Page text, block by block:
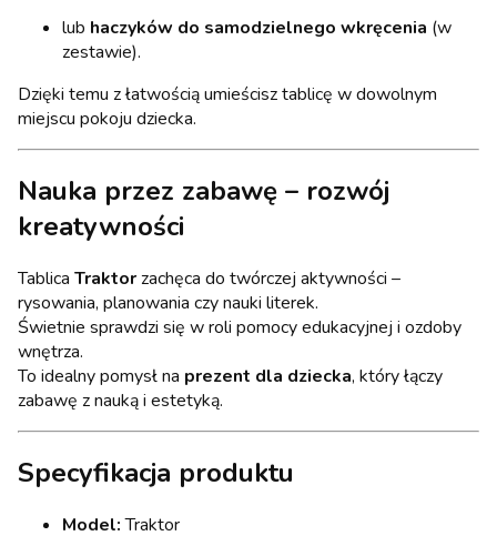
lub haczyków do samodzielnego wkręcenia (w
zestawie).
Dzięki temu z łatwością umieścisz tablicę w dowolnym
miejscu pokoju dziecka.
Nauka przez zabawę – rozwój
kreatywności
Tablica Traktorzachęca do twórczej aktywności –
rysowania, planowania czy nauki literek.
Świetnie sprawdzi się w roli pomocy edukacyjnej i ozdoby
wnętrza.
To idealny pomysł na prezent dla dziecka, który łączy
zabawę z nauką i estetyką.
Specyfikacja produktu
Model:Traktor